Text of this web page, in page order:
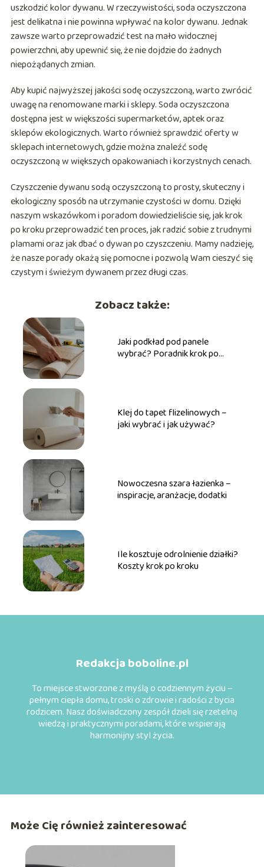
uszkodzić kolor dywanu. W rzeczywistości, soda oczyszczona
jest delikatna i nie powinna wpływać na kolor dywanu. Jednak
zawsze warto przeprowadzić test na mało widocznej
powierzchni, aby upewnić się, że nie dojdzie do żadnych
niepożądanych zmian.
Aby kupić najwyższej jakości sodę oczyszczoną, warto zwrócić
uwagę na renomowane marki i sklepy. Soda oczyszczona
dostępna jest w większości supermarketów, aptek oraz
sklepów ekologicznych. Warto również sprawdzić oferty w
sklepach internetowych, gdzie można znaleźć sodę
oczyszczoną w większych opakowaniach i korzystnych cenach.
Czyszczenie dywanu sodą oczyszczoną to prosty, skuteczny i
ekologiczny sposób na utrzymanie czystości w domu. Dzięki
naszym wskazówkom i poradom dowiedzieliście się, jak krok
po kroku przeprowadzić ten proces, jak radzić sobie z trudnymi
plamami oraz jak dbać o dywan po czyszczeniu. Mamy nadzieję,
że nasze porady okażą się pomocne i pozwolą Wam cieszyć się
czystym i świeżym dywanem przez długi czas.
Zobacz także:
Jaki podkład pod panele
wybrać? Poradnik krok po
Klej do tapet flizelinowych –
jaki wybrać i jak używać?
Nowoczesna szara łazienka –
inspiracje, aranżacje, dodatki
Ile kosztuje odrolnienie działki?
Koszty krok po kroku
Redakcja boboline.pl
To miejsce stworzone z myślą o codziennym życiu –
pełnym ciepła domu, troski o zdrowie i radości z bycia
rodzicem. Nasz doświadczony zespół dzieli się rzetelną
wiedzą i praktycznymi poradami, które wspierają
harmonijny styl życia.
Może Cię również zainteresować